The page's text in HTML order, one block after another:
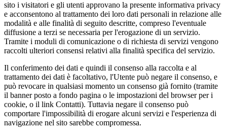
sito i visitatori e gli utenti approvano la presente informativa privacy
e acconsentono al trattamento dei loro dati personali in relazione alle
modalità e alle finalità di seguito descritte, compreso l'eventuale
diffusione a terzi se necessaria per l'erogazione di un servizio.
Tramite i moduli di comunicazione o di richiesta di servizi vengono
raccolti ulteriori consensi relativi alla finalità specifica del servizio.
Il conferimento dei dati e quindi il consenso alla raccolta e al
trattamento dei dati è facoltativo, l'Utente può negare il consenso, e
può revocare in qualsiasi momento un consenso già fornito (tramite
il banner posto a fondo pagina o le impostazioni del browser per i
cookie, o il link Contatti). Tuttavia negare il consenso può
comportare l'impossibilità di erogare alcuni servizi e l'esperienza di
navigazione nel sito sarebbe compromessa.